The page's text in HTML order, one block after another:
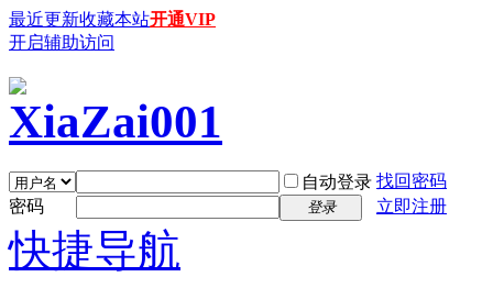
最近更新收藏本站开通VIP
开启辅助访问
自动登录 找回密码
密码
登录 立即注册
快捷导航